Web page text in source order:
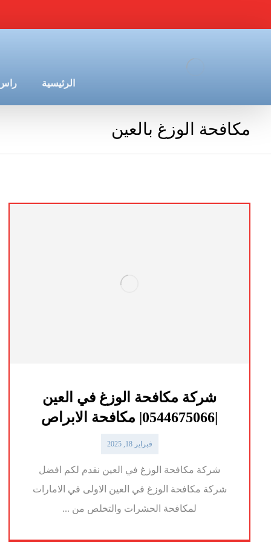
الرئيسية راس
مكافحة الوزغ بالعين
شركة مكافحة الوزغ في العين
فبراير 18, 2025
شركة مكافحة الوزغ في العين نقدم لكم افضل
شركة مكافحة الوزغ في العين الاولى في الامارات
لمكافحة الحشرات والتخلص من ...